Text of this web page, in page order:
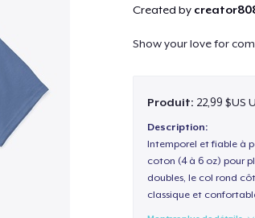
Created by
Show your love for
Produit: 22,99 $US
Description:
Intemporel et fiable à
coton (4 à 6 oz) pour
doubles, le col rond
classique et